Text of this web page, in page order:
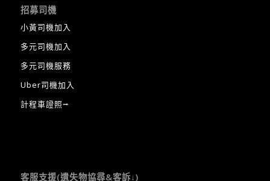
招募司機
小黃司機加入
多元司機加入
多元司機服務
Uber司機加入
計程車證照⭢
客服支援(遺失物協尋&客訴↓)